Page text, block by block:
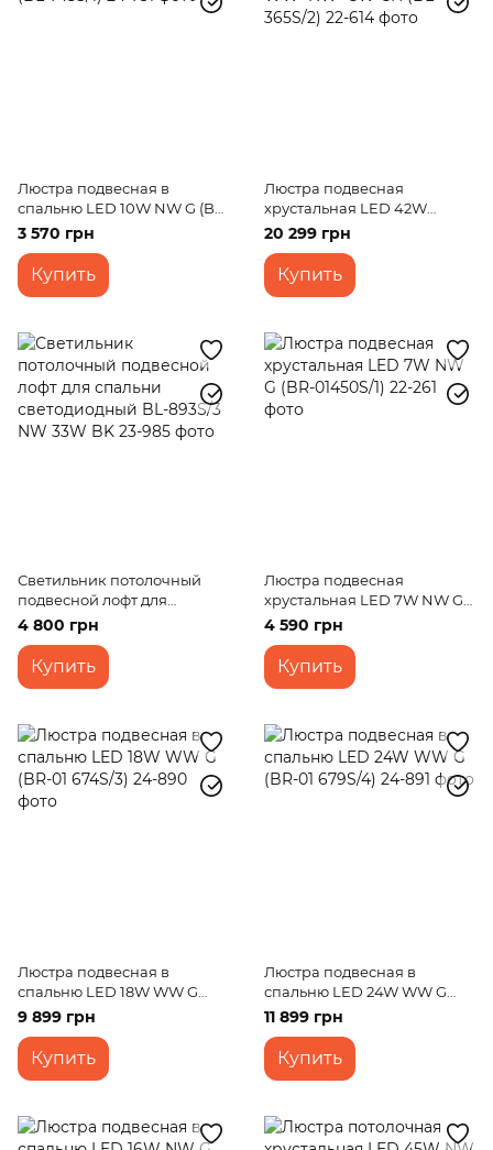
Люстра подвесная в
спальню LED 10W NW G (BL-
745S/1)
3 570 грн
Купить
Люстра подвесная
хрустальная LED 42W
WW+NW+CW CH (BL-365S/2)
20 299 грн
Купить
Светильник потолочный
подвесной лофт для
спальни светодиодный BL-
893S/3 NW 33W BK
4 800 грн
Купить
Люстра подвесная
хрустальная LED 7W NW G
(BR-01450S/1)
4 590 грн
Купить
Люстра подвесная в
спальню LED 18W WW G
(BR-01 674S/3)
9 899 грн
Купить
Люстра подвесная в
спальню LED 24W WW G
(BR-01 679S/4)
11 899 грн
Купить